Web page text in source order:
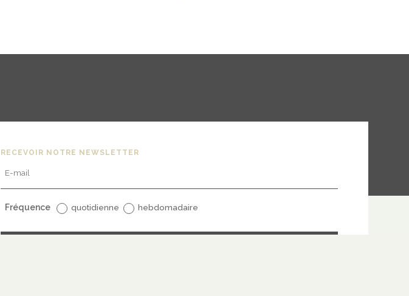
RECEVOIR NOTRE NEWSLETTER
Fréquence quotidienne hebdomadaire